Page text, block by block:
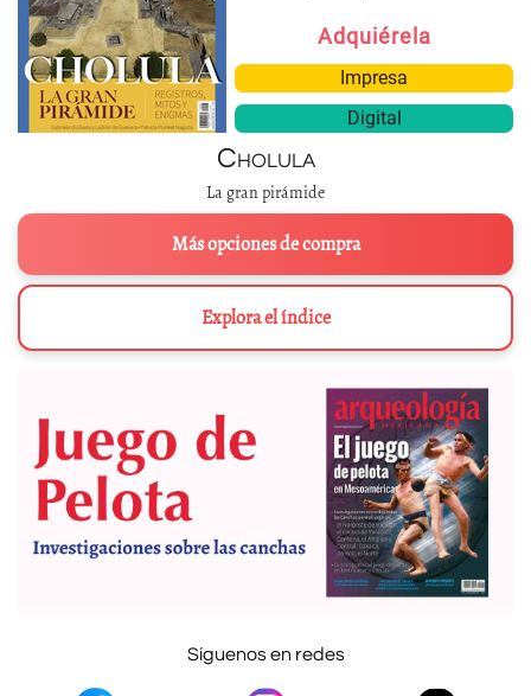
Adquiérela
Impresa
Digital
Cholula
La gran pirámide
Más opciones de compra
Explora el índice
Síguenos en redes